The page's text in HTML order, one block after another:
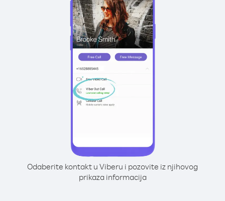
Odaberite kontakt u Viberu i pozovite iz njihovog
prikaza informacija